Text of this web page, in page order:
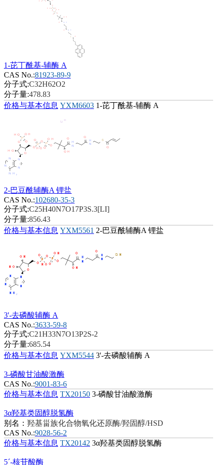
1-芘丁酰基-辅酶 A
CAS No.:81923-89-9
分子式:C32H62O2
分子量:478.83
价格与基本信息 YXM6603 1-芘丁酰基-辅酶 A
2-巴豆酰辅酶A 锂盐
CAS No.:102680-35-3
分子式:C25H40N7O17P3S.3[LI]
分子量:856.43
价格与基本信息 YXM5561 2-巴豆酰辅酶A 锂盐
3'-去磷酸辅酶 A
CAS No.:3633-59-8
分子式:C21H33N7O13P2S-2
分子量:685.54
价格与基本信息 YXM5544 3'-去磷酸辅酶 A
3-磷酸甘油酸激酶
CAS No.:9001-83-6
价格与基本信息 TX20150 3-磷酸甘油酸激酶
3α羟基类固醇脱氢酶
别名： 羟基甾族化合物氧化还原酶/羟固醇/HSD
CAS No.:9028-56-2
价格与基本信息 TX20142 3α羟基类固醇脱氢酶
5´-核苷酸酶